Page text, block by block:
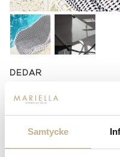
Samtycke
DEDAR
2.670kr